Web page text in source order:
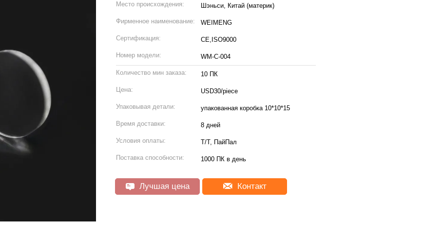
Место происхождения: Шэньси, Китай (материк)
Фирменное наименование: WEIMENG
Сертификация: CE,ISO9000
Номер модели: WM-C-004
Количество мин заказа: 10 ПК
Цена: USD30/piece
Упаковывая детали: упакованная коробка 10*10*15
Время доставки: 8 дней
Условия оплаты: Т/Т, ПайПал
Поставка способности: 1000 ПК в день
Лучшая цена Контакт